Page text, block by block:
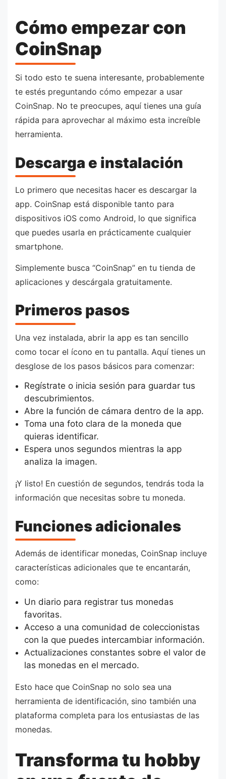
Cómo empezar con
CoinSnap
Si todo esto te suena interesante, probablemente
te estés preguntando cómo empezar a usar
CoinSnap. No te preocupes, aquí tienes una guía
rápida para aprovechar al máximo esta increíble
herramienta.
Descarga e instalación
Lo primero que necesitas hacer es descargar la
app. CoinSnap está disponible tanto para
dispositivos iOS como Android, lo que significa
que puedes usarla en prácticamente cualquier
smartphone.
Simplemente busca “CoinSnap” en tu tienda de
aplicaciones y descárgala gratuitamente.
Primeros pasos
Una vez instalada, abrir la app es tan sencillo
como tocar el ícono en tu pantalla. Aquí tienes un
desglose de los pasos básicos para comenzar:
Regístrate o inicia sesión para guardar tus
descubrimientos.
Abre la función de cámara dentro de la app.
Toma una foto clara de la moneda que
quieras identificar.
Espera unos segundos mientras la app
analiza la imagen.
¡Y listo! En cuestión de segundos, tendrás toda la
información que necesitas sobre tu moneda.
Funciones adicionales
Además de identificar monedas, CoinSnap incluye
características adicionales que te encantarán,
como:
Un diario para registrar tus monedas
favoritas.
Acceso a una comunidad de coleccionistas
con la que puedes intercambiar información.
Actualizaciones constantes sobre el valor de
las monedas en el mercado.
Esto hace que CoinSnap no solo sea una
herramienta de identificación, sino también una
plataforma completa para los entusiastas de las
monedas.
Transforma tu hobby